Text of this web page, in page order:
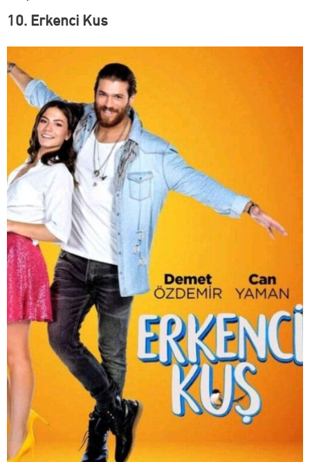
10. Erkenci Kus